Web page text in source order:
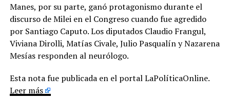
Manes, por su parte, ganó protagonismo durante el
discurso de Milei en el Congreso cuando fue agredido
por Santiago Caputo. Los diputados Claudio Frangul,
Viviana Dirolli, Matías Civale, Julio Pasqualín y Nazarena
Mesías responden al neurólogo.
Esta nota fue publicada en el portal LaPolíticaOnline.
Leer más